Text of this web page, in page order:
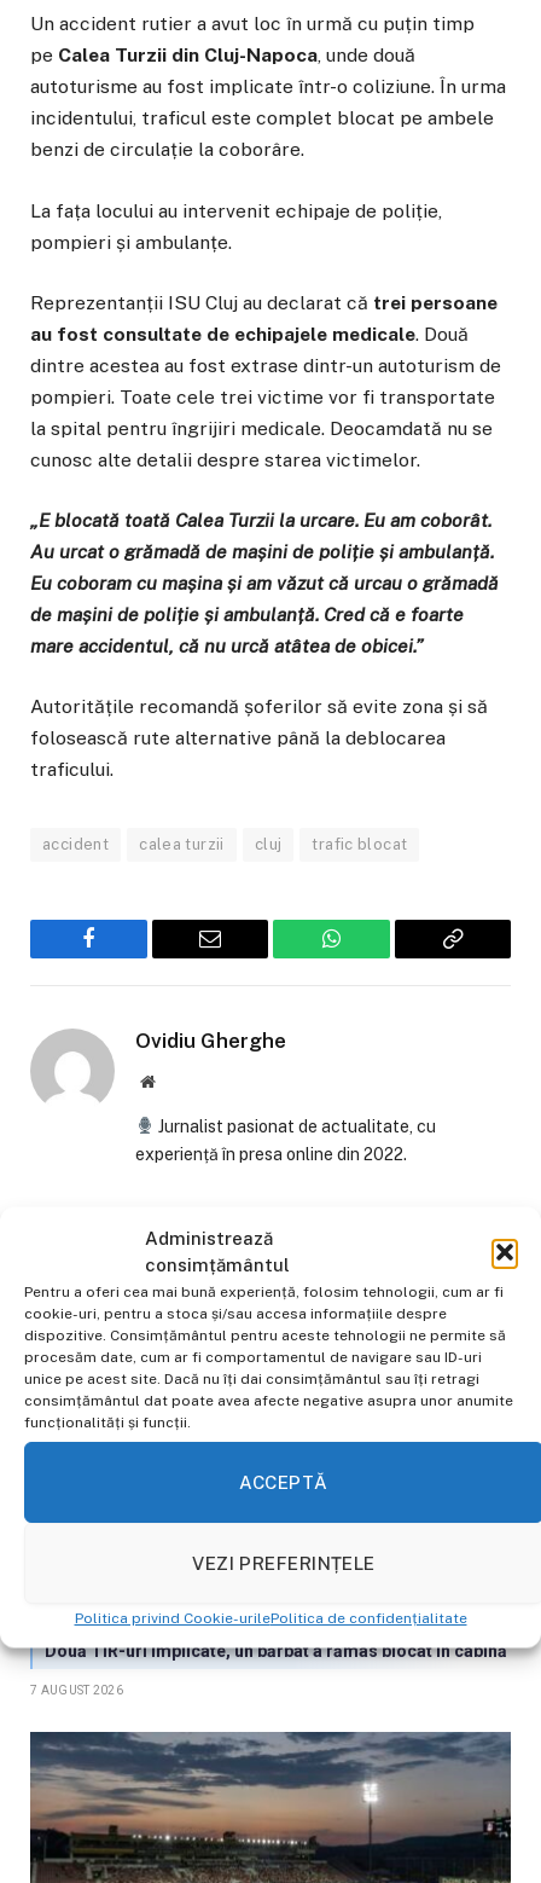
Administrează
consimțământul
Pentru a oferi cea mai bună experiență, folosim tehnologii, cum ar fi
cookie-uri, pentru a stoca și/sau accesa informațiile despre
dispozitive. Consimțământul pentru aceste tehnologii ne permite să
procesăm date, cum ar fi comportamentul de navigare sau ID-uri
unice pe acest site. Dacă nu îți dai consimțământul sau îți retragi
consimțământul dat poate avea afecte negative asupra unor anumite
funcționalități și funcții.
ACCEPTĂ
VEZI PREFERINȚELE
Politica privind Cookie-urilePolitica de confidențialitate
Un accident rutier a avut loc în urmă cu puțin timp
pe Calea Turzii din Cluj-Napoca, unde două
autoturisme au fost implicate într-o coliziune. În urma
incidentului, traficul este complet blocat pe ambele
benzi de circulație la coborâre.
La fața locului au intervenit echipaje de poliție,
pompieri și ambulanțe.
Reprezentanții ISU Cluj au declarat că trei persoane
au fost consultate de echipajele medicale. Două
dintre acestea au fost extrase dintr-un autoturism de
pompieri. Toate cele trei victime vor fi transportate
la spital pentru îngrijiri medicale. Deocamdată nu se
cunosc alte detalii despre starea victimelor.
„E blocată toată Calea Turzii la urcare. Eu am coborât.
Au urcat o grămadă de mașini de poliție și ambulanță.
Eu coboram cu mașina și am văzut că urcau o grămadă
de mașini de poliție și ambulanță. Cred că e foarte
mare accidentul, că nu urcă atâtea de obicei.”
Autoritățile recomandă șoferilor să evite zona și să
folosească rute alternative până la deblocarea
traficului.
accident calea turzii cluj trafic blocat
Facebook Email WhatsApp
Copiaza
Ovidiu Gherghe
Website
Jurnalist pasionat de actualitate, cu
experiență în presa online din 2022.
Accident grav pe Autostrada A10, pe sensul Sebeș–Turda.
Două TIR-uri implicate, un bărbat a rămas blocat în cabină
7 AUGUST 2026